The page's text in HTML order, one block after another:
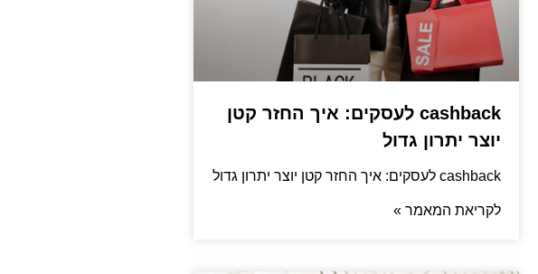
cashback לעסקים: איך החזר קטן
יוצר יתרון גדול
cashback לעסקים: איך החזר קטן יוצר יתרון גדול
לקריאת המאמר »